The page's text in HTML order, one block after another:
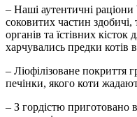
– Наші аутентичні
соковитих частин здобичі,
органів та їстівних
харчувались предки котів
– Ліофілізоване покриття
печінки, якого коти
– З гордістю приготовано